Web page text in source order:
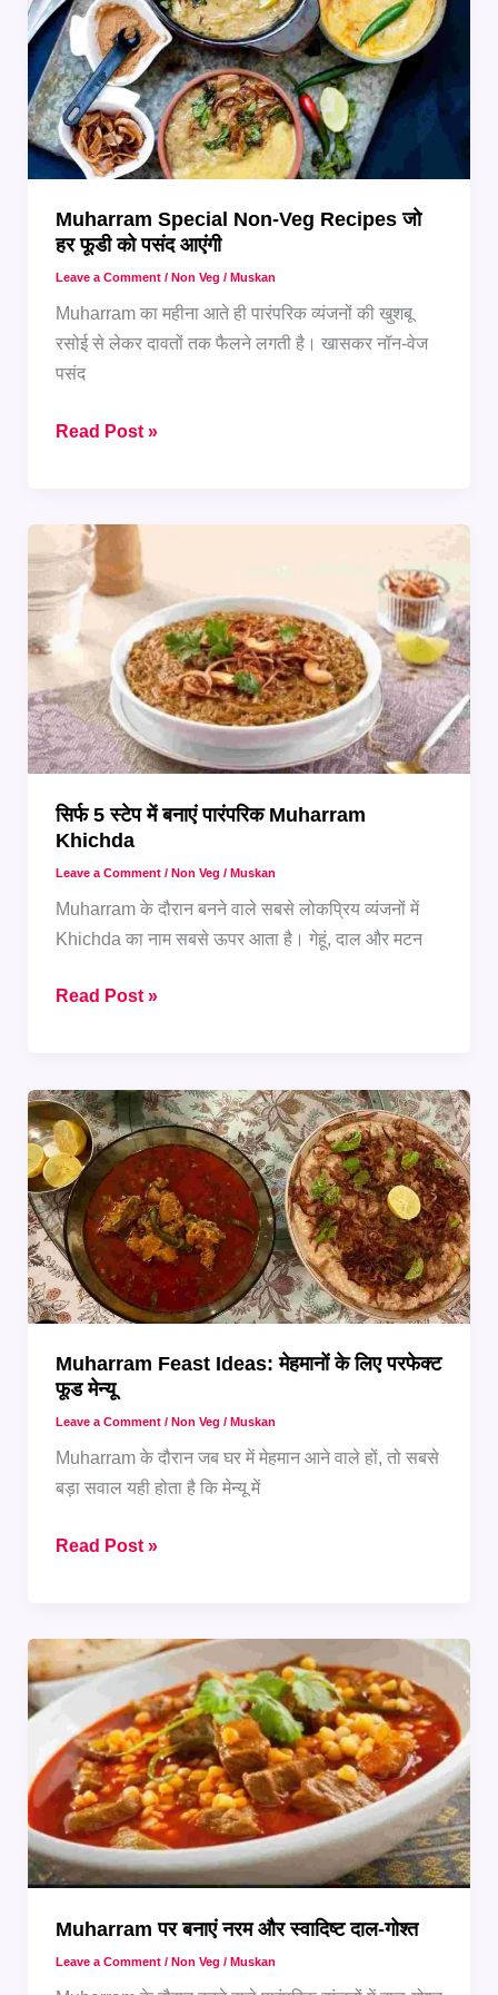
पर
बनाएं
Muharram Special Non-Veg Recipes जो
हर फूडी को पसंद आएंगी
Leave a Comment / Non Veg / Muskan
Muharram का महीना आते ही पारंपरिक व्यंजनों की खुशबू
रसोई से लेकर दावतों तक फैलने लगती है। खासकर नॉन-वेज
पसंद
Muharram
Veg
Recipes
जो
फूडी
को
पसंद
आएंगी
Read Post »
सिर्फ 5 स्टेप में बनाएं पारंपरिक Muharram
Khichda
Leave a Comment / Non Veg / Muskan
Muharram के दौरान बनने वाले सबसे लोकप्रिय व्यंजनों में
Khichda का नाम सबसे ऊपर आता है। गेहूं, दाल और मटन
सिर्फ
बनाएं
पारंपरिक
Muharram
Khichda
Read Post »
Muharram Feast Ideas: मेहमानों के लिए परफेक्ट
फूड मेन्यू
Leave a Comment / Non Veg / Muskan
Muharram के दौरान जब घर में मेहमान आने वाले हों, तो सबसे
बड़ा सवाल यही होता है कि मेन्यू में
Muharram
मेहमानों
के
लिए
परफेक्ट
फूड
मेन्यू
Read Post »
Muharram पर बनाएं नरम और स्वादिष्ट दाल-गोश्त
Leave a Comment / Non Veg / Muskan